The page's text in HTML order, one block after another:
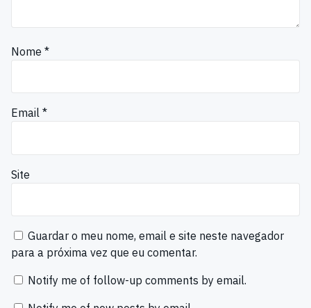
Nome *
Email *
Site
Guardar o meu nome, email e site neste navegador
para a próxima vez que eu comentar.
Notify me of follow-up comments by email.